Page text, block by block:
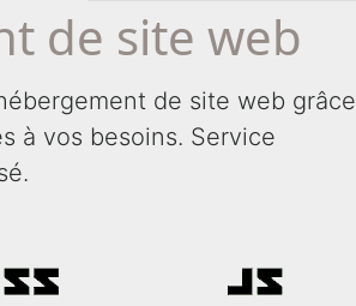
de site web
de site web grâce
à vos besoins. Service